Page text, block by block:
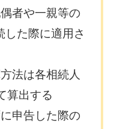
者や一親等の
した際に適用さ
法は各相続人
算出する
申告した際の